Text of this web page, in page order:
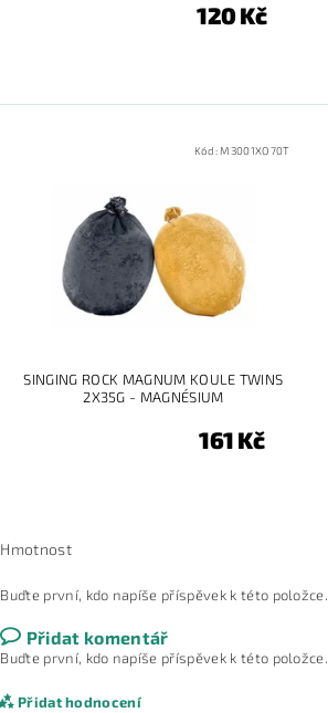
120 Kč
Kód:M3001XO70T
SINGING ROCK MAGNUM KOULE TWINS
2X35G - MAGNÉSIUM
161 Kč
Hmotnost
Buďte první, kdo napíše příspěvek k této položce.
Přidat komentář
Buďte první, kdo napíše příspěvek k této položce.
Přidat hodnocení